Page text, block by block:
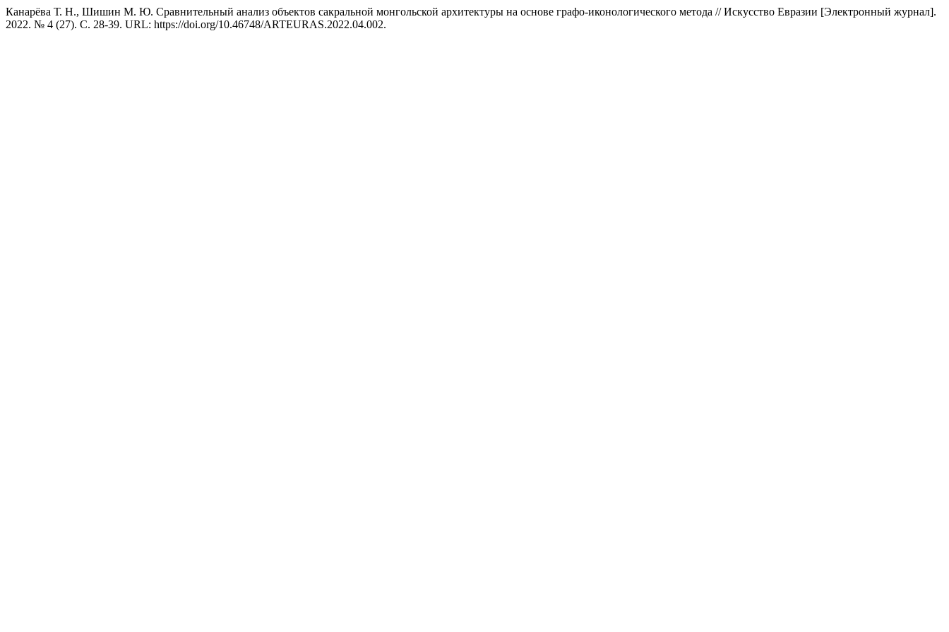
Канарёва Т. Н., Шишин М. Ю. Сравнительный анализ объектов сакральной монгольской архитектуры на основе графо-иконологического метода // Искусство Евразии [Электронный журнал].
2022. № 4 (27). С. 28-39. URL: https://doi.org/10.46748/ARTEURAS.2022.04.002.